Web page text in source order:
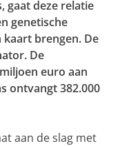
gaat deze relatie
genetische
brengen. De
De
euro aan
ontvangt 382.000
aan de slag met